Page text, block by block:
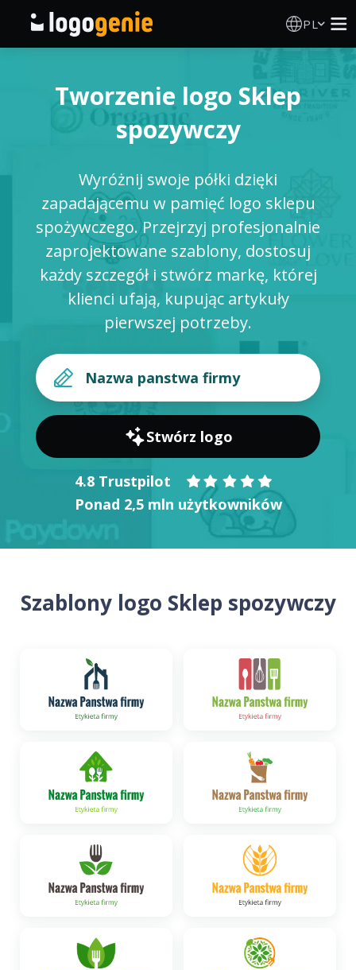
PL
Generator logo AI
O nas
Blog
ZALOGUJ SIĘ
Tworzenie logo Sklep
spozywczy
Wyróżnij swoje półki dzięki
zapadającemu w pamięć logo sklepu
spożywczego. Przejrzyj profesjonalnie
zaprojektowane szablony, dostosuj
każdy szczegół i stwórz markę, której
klienci ufają, kupując artykuły
pierwszej potrzeby.
Stwórz logo
4.8 Trustpilot
Ponad 2,5 mln użytkowników
Szablony logo Sklep spozywczy